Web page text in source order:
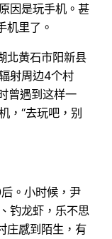
因是玩手机。甚
机里了。
北黄石市阳新县
射周边4个村
曾遇到这样一
，“去玩吧，别
。小时候，尹
钓龙虾，乐不思
庄感到陌生，有